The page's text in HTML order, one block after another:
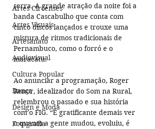
Artes Circenses
Artes Visuais
Artesanato
Audiovisual
Cultura Popular
Dança
Design e Moda
Fotografia
serra. A grande atração da noite foi a
banda Cascabulho que conta com
cinco discos lançados e trouxe uma
mistura de ritmos tradicionais de
Pernambuco, como o forró e o
maracatu.
Ao anunciar a programação, Roger
Renor, idealizador do Som na Rural,
relembrou o passado e sua história
com o FIG. “É gratificante demais ver
o quanto a gente mudou, evoluiu, é